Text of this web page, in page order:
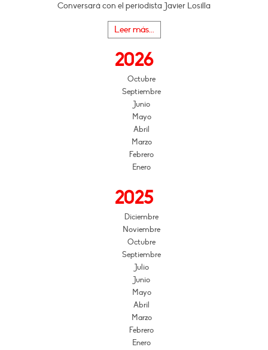
Conversará con el periodista Javier Losilla
Leer más...
2026
Octubre
Septiembre
Junio
Mayo
Abril
Marzo
Febrero
Enero
2025
Diciembre
Noviembre
Octubre
Septiembre
Julio
Junio
Mayo
Abril
Marzo
Febrero
Enero